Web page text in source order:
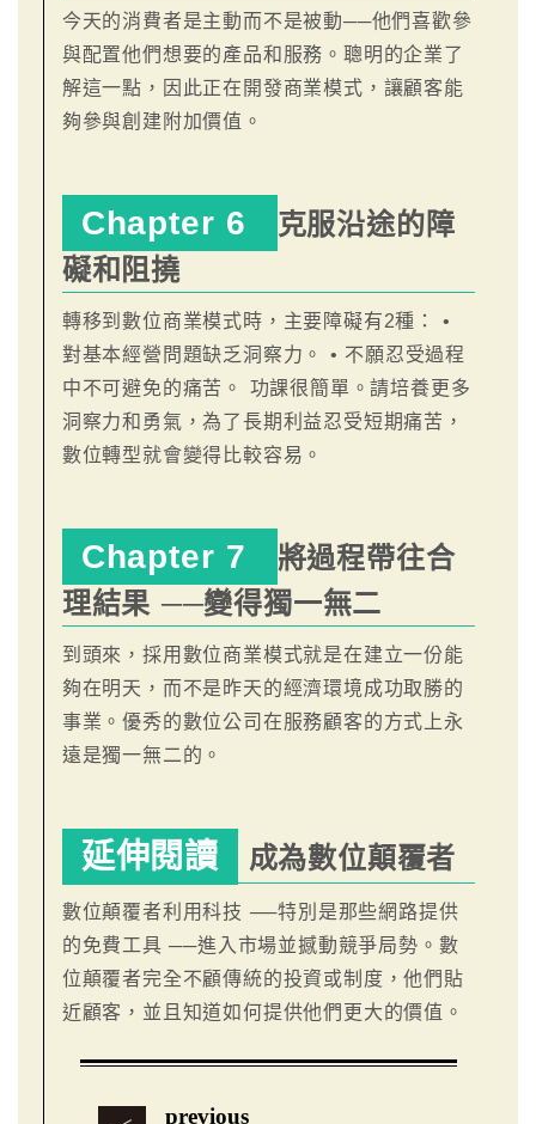
今天的消費者是主動而不是被動──他們喜歡參
與配置他們想要的產品和服務。聰明的企業了
解這一點，因此正在開發商業模式，讓顧客能
夠參與創建附加價值。
Chapter 6
克服沿途的障
礙和阻撓
轉移到數位商業模式時，主要障礙有2種： •
對基本經營問題缺乏洞察力。 • 不願忍受過程
中不可避免的痛苦。 功課很簡單。請培養更多
洞察力和勇氣，為了長期利益忍受短期痛苦，
數位轉型就會變得比較容易。
Chapter 7
將過程帶往合
理結果 ──變得獨一無二
到頭來，採用數位商業模式就是在建立一份能
夠在明天，而不是昨天的經濟環境成功取勝的
事業。優秀的數位公司在服務顧客的方式上永
遠是獨一無二的。
延伸閱讀 成為數位顛覆者
數位顛覆者利用科技 ──特別是那些網路提供
的免費工具 ──進入市場並撼動競爭局勢。數
位顛覆者完全不顧傳統的投資或制度，他們貼
近顧客，並且知道如何提供他們更大的價值。
previous